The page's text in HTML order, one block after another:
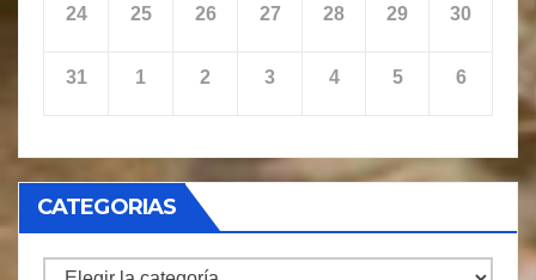
24 25 26 27 28 29 30
31 1 2 3 4 5 6
CATEGORIAS
CATEGORIAS